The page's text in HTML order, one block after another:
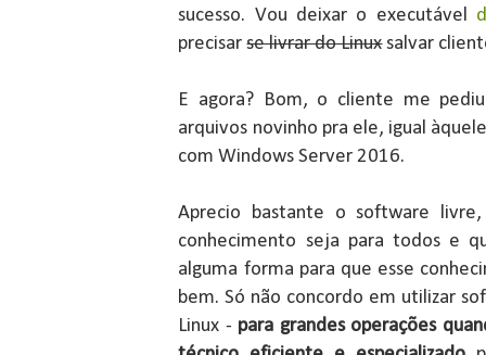
sucesso. Vou deixar o executável
precisarse livrar do Linuxsalvar
E agora? Bom, o cliente me
arquivos novinho pra ele, igual
com Windows Server 2016.
Aprecio bastante o software
conhecimento seja para todos e
alguma forma para que esse
bem. Só não concordo em utilizar
Linux - para grandes operações